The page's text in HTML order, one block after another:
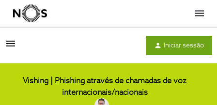
Menu
Iniciar sessão
Vishing | Phishing através de chamadas de voz
internacionais/nacionais